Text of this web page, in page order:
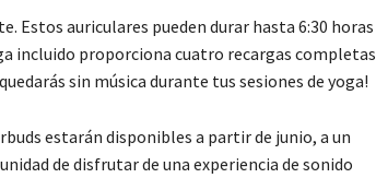
Estos auriculares pueden durar hasta 6:30 horas
incluido proporciona cuatro recargas completas
sin música durante tus sesiones de yoga!
estarán disponibles a partir de junio, a un
de disfrutar de una experiencia de sonido